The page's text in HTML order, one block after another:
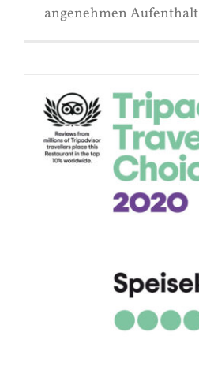
angenehmen Aufenthalt